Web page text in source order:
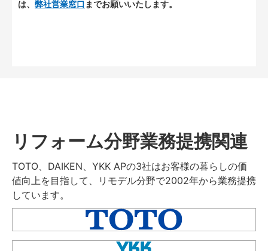
は、 弊社営業窓口 までお願いいたします。
リフォーム分野業務提携関連
TOTO、DAIKEN、YKK APの3社はお客様の暮らしの価
値向上を目指して、リモデル分野で2002年から業務提携
しています。